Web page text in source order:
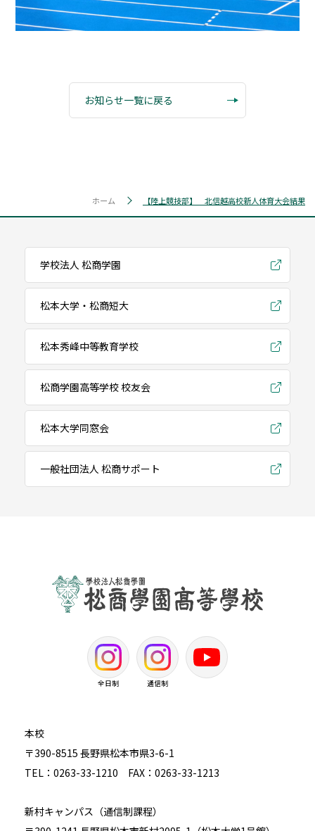
お知らせ一覧に戻る
ホーム 【陸上競技部】 北信越高校新人体育大会結果
学校法人 松商学園
松本大学・松商短大
松本秀峰中等教育学校
松商学園高等学校 校友会
松本大学同窓会
一般社団法人 松商サポート
全日制 通信制
本校
〒390-8515 長野県松本市県3-6-1
TEL：0263-33-1210 FAX：0263-33-1213
新村キャンパス（通信制課程）